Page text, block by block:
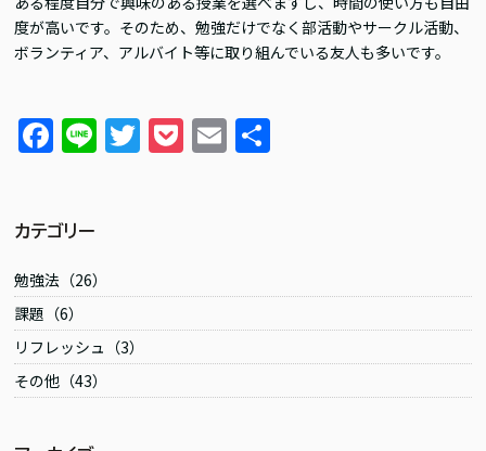
度が高いです。そのため、勉強だけでなく部活動やサークル活動、
ボランティア、アルバイト等に取り組んでいる友人も多いです。
F
e
b
o
o
k
Li T P E
カテゴリー
勉強法（26）
課題（6）
リフレッシュ（3）
その他（43）